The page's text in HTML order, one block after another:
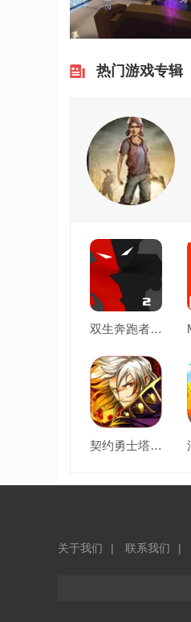
热门游戏专辑
双生奔跑者2破解版
契约勇士塔希里亚战记破解版
关于我们 联系我们